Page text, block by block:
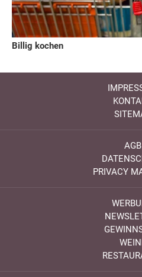
Billig kochen
AGB
PRIVACY